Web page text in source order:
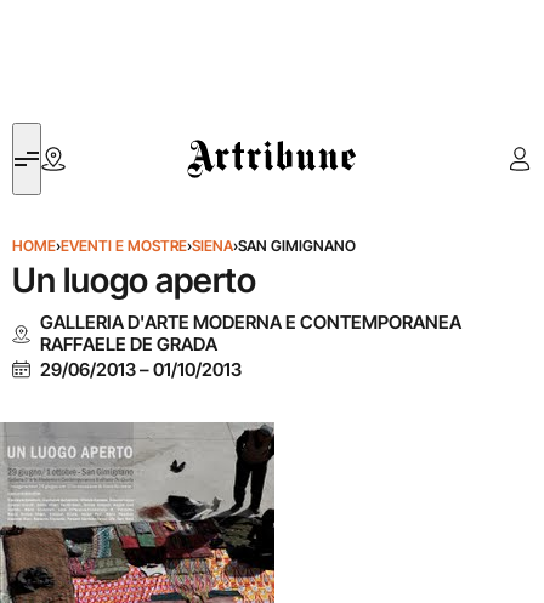
Artribune
HOME›EVENTI E MOSTRE›SIENA›SAN GIMIGNANO
Un luogo aperto
GALLERIA D'ARTE MODERNA E CONTEMPORANEA
RAFFAELE DE GRADA
29/06/2013–01/10/2013